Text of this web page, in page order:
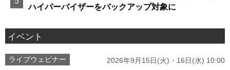
ハイパーバイザーをバックアップ対象に
イベント
ライブウェビナー 2026年9月15日(火)・16日(水) 10:00